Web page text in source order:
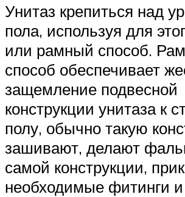
Унитаз крепиться над
пола, используя для
или рамный способ.
способ обеспечивает
защемление подвесной
конструкции унитаза к
полу, обычно такую
зашивают, делают
самой конструкции,
необходимые фитинги